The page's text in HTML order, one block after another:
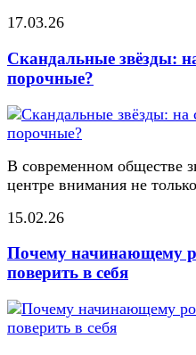
17.03.26
Скандальные звёзды:
порочные?
В современном обществе
центре внимания не
15.02.26
Почему начинающему
поверить в себя